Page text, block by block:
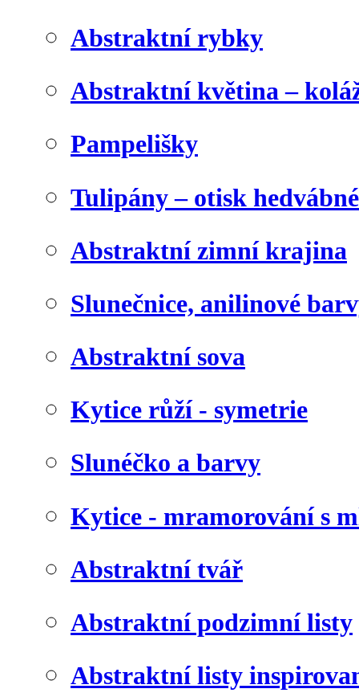
Abstraktní rybky
Abstraktní květina –
Pampelišky
Tulipány – otisk
Abstraktní zimní krajina
Slunečnice, anilinové
Abstraktní sova
Kytice růží - symetrie
Slunéčko a barvy
Kytice - mramorování s
Abstraktní tvář
Abstraktní podzimní listy
Abstraktní listy